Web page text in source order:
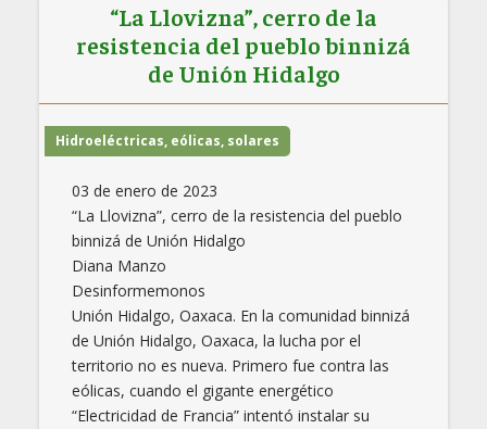
“La Llovizna”, cerro de la
resistencia del pueblo binnizá
de Unión Hidalgo
Hidroeléctricas, eólicas, solares
03 de enero de 2023
“La Llovizna”, cerro de la resistencia del pueblo
binnizá de Unión Hidalgo
Diana Manzo
Desinformemonos
Unión Hidalgo, Oaxaca. En la comunidad binnizá
de Unión Hidalgo, Oaxaca, la lucha por el
territorio no es nueva. Primero fue contra las
eólicas, cuando el gigante energético
“Electricidad de Francia” intentó instalar su